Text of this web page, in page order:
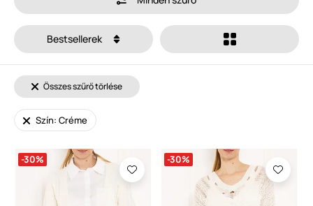
Bestsellerek
Összes szűrő törlése
Szín: Créme
-30% -30%